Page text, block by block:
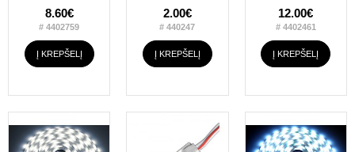
8.60€
# 4402759
Į KREPŠELĮ
2.00€
# 440247
Į KREPŠELĮ
12.00€
# 4402461
Į KREPŠELĮ